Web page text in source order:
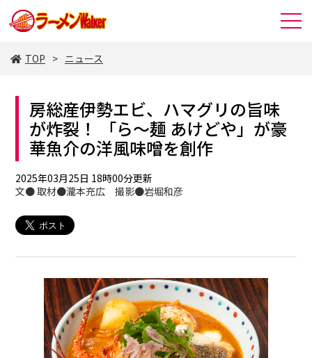
TOP ニュース
房総産伊勢エビ、ハマグリの旨味
が炸裂！ 「ら～麺 あけどや」が豪
華魚介の洋風味噌を創作
2025年03月25日 18時00分更新
文● 取材●瀧本充広 撮影●岩堀和彦